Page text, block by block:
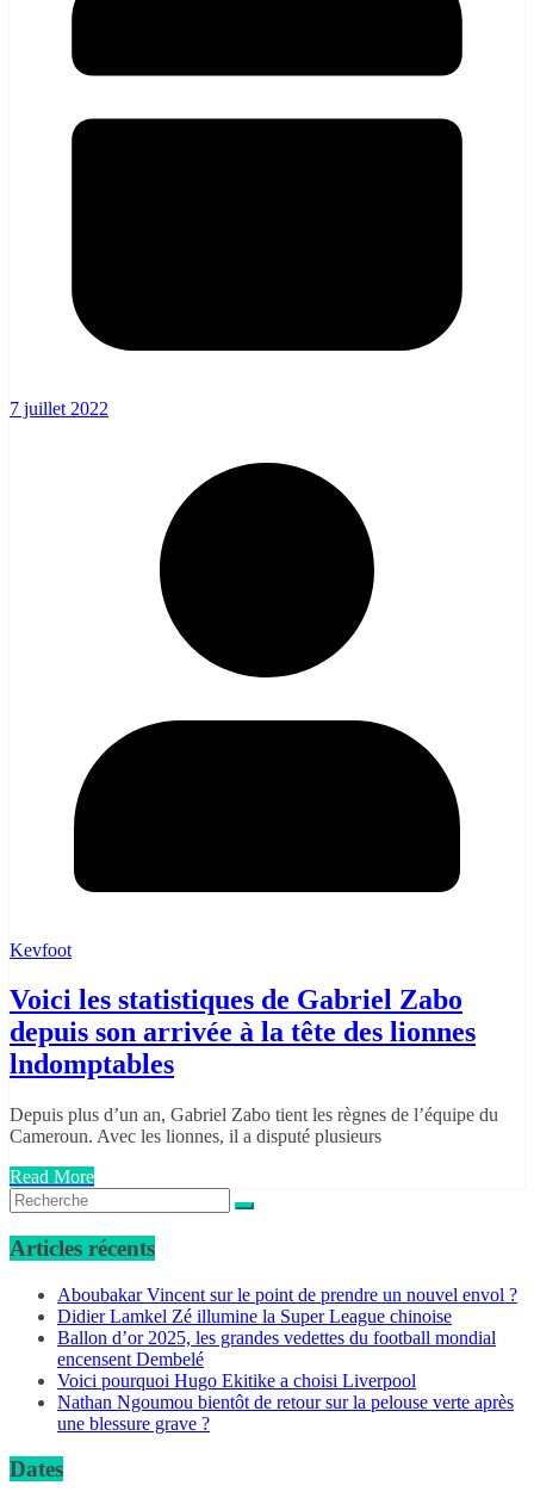
7 juillet 2022
Kevfoot
Voici les statistiques de Gabriel Zabo
depuis son arrivée à la tête des lionnes
lndomptables
Depuis plus d’un an, Gabriel Zabo tient les règnes de l’équipe du
Cameroun. Avec les lionnes, il a disputé plusieurs
Read More
Articles récents
Aboubakar Vincent sur le point de prendre un nouvel envol ?
Didier Lamkel Zé illumine la Super League chinoise
Ballon d’or 2025, les grandes vedettes du football mondial
encensent Dembelé
Voici pourquoi Hugo Ekitike a choisi Liverpool
Nathan Ngoumou bientôt de retour sur la pelouse verte après
une blessure grave ?
Dates